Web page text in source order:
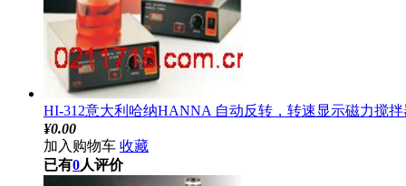
HI-312意大利哈纳HANNA 自动反转，转速显示磁力搅拌
¥0.00
加入购物车 收藏
已有0人评价